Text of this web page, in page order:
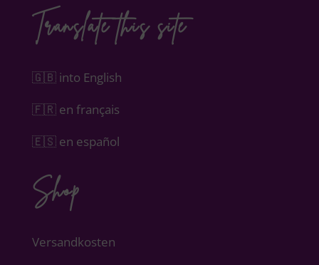
Translate this site
🇬🇧 into English
🇫🇷 en français
🇪🇸 en español
Shop
Versandkosten